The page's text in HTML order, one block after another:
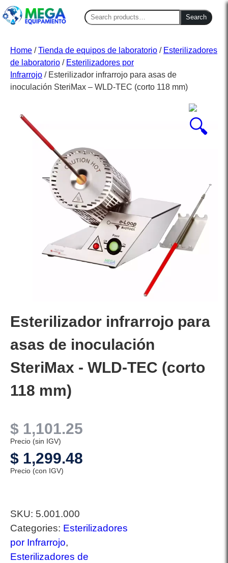
Search
for:
Search
Home /Tienda de equipos de laboratorio / Esterilizadores
de laboratorio / Esterilizadores por
Infrarrojo / Esterilizador infrarrojo para asas de
inoculación SteriMax – WLD-TEC (corto 118 mm)
Esterilizador infrarrojo para
asas de inoculación
SteriMax - WLD-TEC (corto
118 mm)
$ 1,101.25
Precio (sin IGV)
$ 1,299.48
Precio (con IGV)
SKU: 5.001.000
Categories: Esterilizadores
por Infrarrojo,
Esterilizadores de